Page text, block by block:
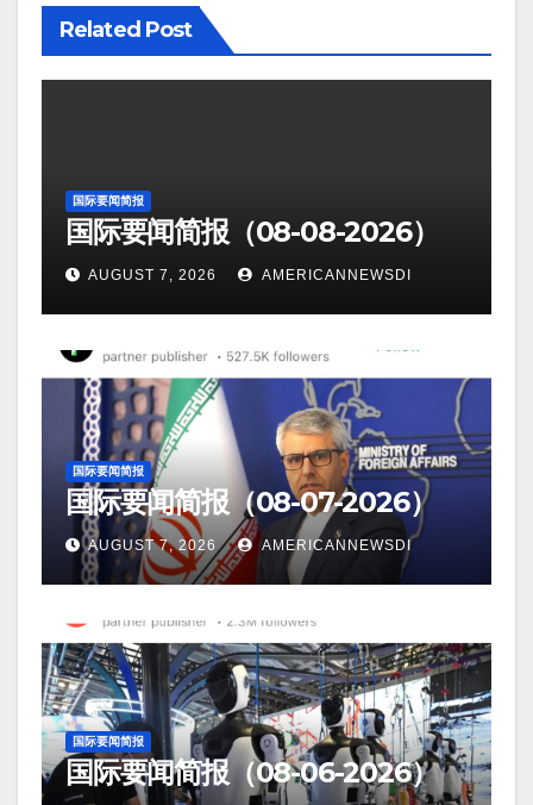
Related Post
国际要闻简报
国际要闻简报（08-08-2026）
AUGUST 7, 2026 AMERICANNEWSDI
国际要闻简报
国际要闻简报（08-07-2026）
AUGUST 7, 2026 AMERICANNEWSDI
国际要闻简报
国际要闻简报（08-06-2026）